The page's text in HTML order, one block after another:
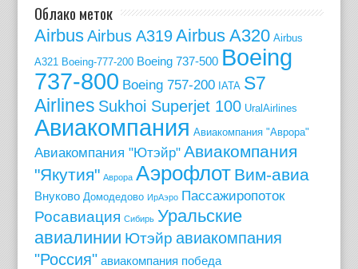
Облако меток
Airbus Airbus A319 Airbus A320 Airbus
A321 Boeing-777-200 Boeing 737-500 Boeing
737-800 Boeing 757-200 IATA S7
Airlines Sukhoi Superjet 100 UralAirlines
Авиакомпания Авиакомпания "Аврора"
Авиакомпания "Ютэйр" Авиакомпания
"Якутия" Аврора Аэрофлот Вим-авиа
Внуково Домодедово ИрАэро Пассажиропоток
Росавиация Сибирь Уральские
авиалинии Ютэйр авиакомпания
"Россия" авиакомпания победа